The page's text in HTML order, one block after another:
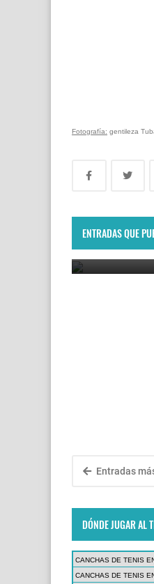
Fotografía: gentileza
ENTRADAS QUE
Entradas
DÓNDE JUGAR AL
CANCHAS DE TENIS
CANCHAS DE TENIS